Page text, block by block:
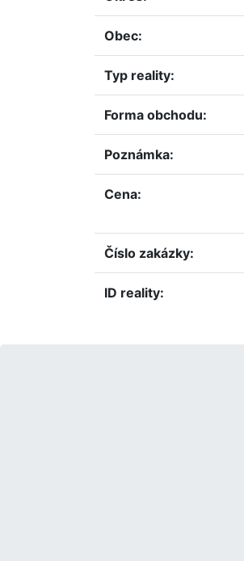
obec:
typ reality:
forma obchodu:
poznámka:
cena:
číslo zakázky:
ID reality: